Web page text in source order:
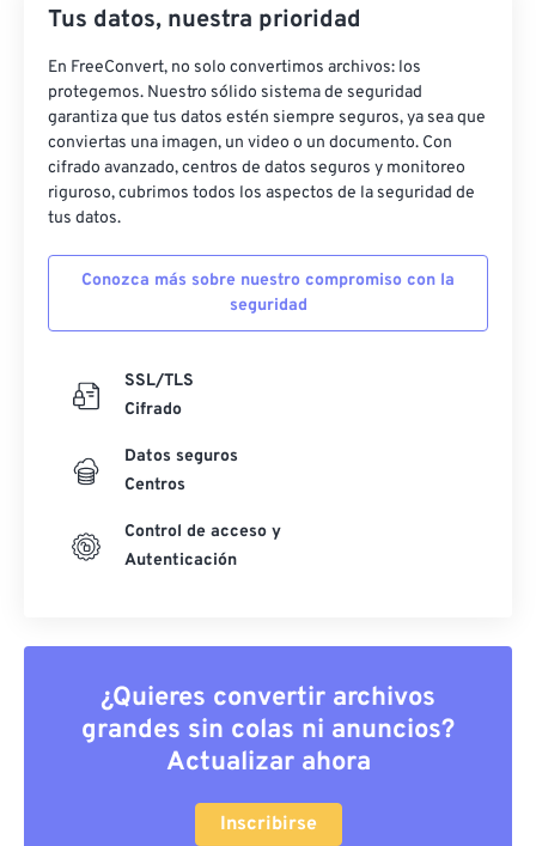
Tus datos, nuestra prioridad
En FreeConvert, no solo convertimos archivos: los
protegemos. Nuestro sólido sistema de seguridad
garantiza que tus datos estén siempre seguros, ya sea que
conviertas una imagen, un video o un documento. Con
cifrado avanzado, centros de datos seguros y monitoreo
riguroso, cubrimos todos los aspectos de la seguridad de
tus datos.
Conozca más sobre nuestro compromiso con la
seguridad
SSL/TLS
Cifrado
Datos seguros
Centros
Control de acceso y
Autenticación
¿Quieres convertir archivos
grandes sin colas ni anuncios?
Actualizar ahora
Inscribirse